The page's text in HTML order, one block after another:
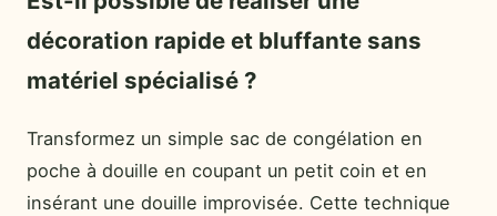
décoration rapide et bluffante sans
matériel spécialisé ?
Transformez un simple sac de congélation en
poche à douille en coupant un petit coin et en
insérant une douille improvisée. Cette technique